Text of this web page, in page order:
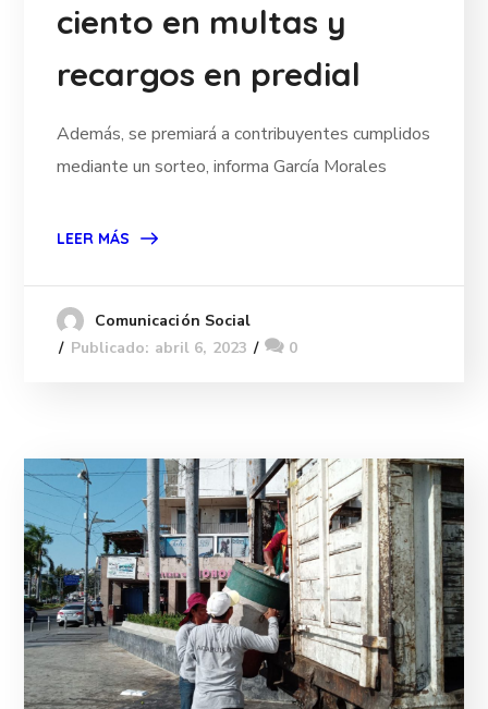
ciento en multas y
recargos en predial
Además, se premiará a contribuyentes cumplidos
mediante un sorteo, informa García Morales
LEER MÁS
Comunicación Social
Publicado: abril 6, 2023
0